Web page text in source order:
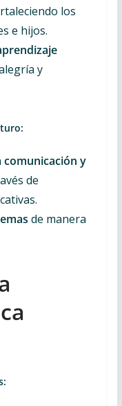
los
e hijos.
y
comunicación y
de
de manera